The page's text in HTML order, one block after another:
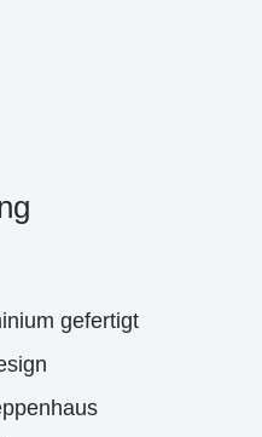
gefertigt